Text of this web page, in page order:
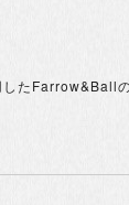
たFarrow&Ball